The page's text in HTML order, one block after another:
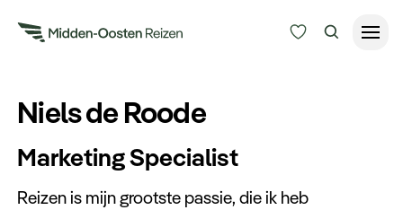
Type Reizen
Budget
Zoeken
Niels de Roode
Marketing Specialist
Reizen is mijn grootste passie, die ik heb